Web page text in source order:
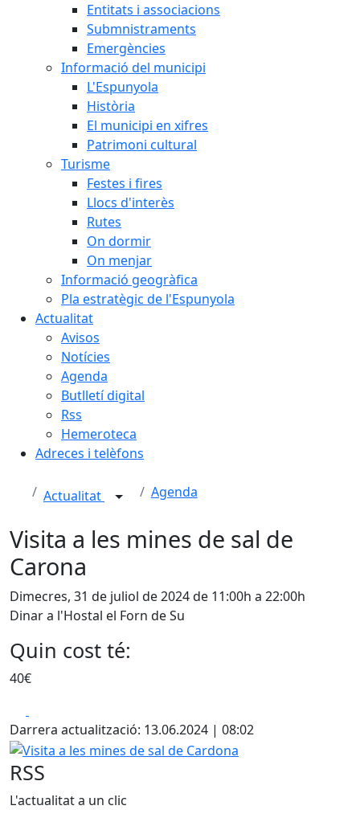
Entitats i associacions
Submnistraments
Emergències
Informació del municipi
L'Espunyola
Història
El municipi en xifres
Patrimoni cultural
Turisme
Festes i fires
Llocs d'interès
Rutes
On dormir
On menjar
Informació geogràfica
Pla estratègic de l'Espunyola
Actualitat
Avisos
Notícies
Agenda
Butlletí digital
Rss
Hemeroteca
Adreces i telèfons
Actualitat Agenda
Visita a les mines de sal de
Carona
Dimecres, 31 de juliol de 2024 de 11:00h a 22:00h
Dinar a l'Hostal el Forn de Su
Quin cost té:
40€
Darrera actualització: 13.06.2024 | 08:02
Visita a les mines de sal de Cardona
RSS
L'actualitat a un clic